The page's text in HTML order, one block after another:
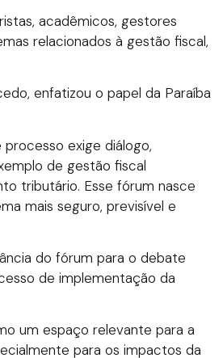
acadêmicos, gestores
relacionados à gestão fiscal,
enfatizou o papel da Paraíba
exige diálogo,
de gestão fiscal
tributário. Esse fórum nasce
mais seguro, previsível e
do fórum para o debate
de implementação da
um espaço relevante para a
para os impactos da